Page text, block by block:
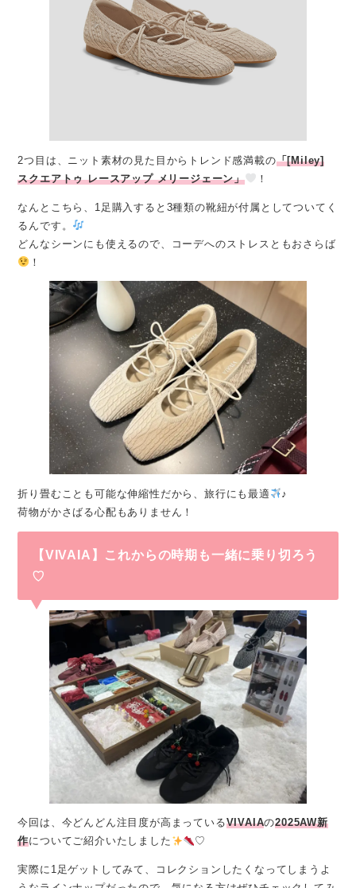
2つ目は、ニット素材の見た目からトレンド感満載の「[Miley]
スクエアトゥ レースアップ メリージェーン」
！
なんとこちら、1足購入すると3種類の靴紐が付属としてついてく
るんです。
どんなシーンにも使えるので、コーデへのストレスともおさらば
！
折り畳むことも可能な伸縮性だから、旅行にも最適
♪
荷物がかさばる心配もありません！
【VIVAIA】これからの時期も一緒に乗り切ろう
♡
今回は、今どんどん注目度が高まっているVIVAIAの2025AW新
作についてご紹介いたしました ♡
実際に1足ゲットしてみて、コレクションしたくなってしまうよ